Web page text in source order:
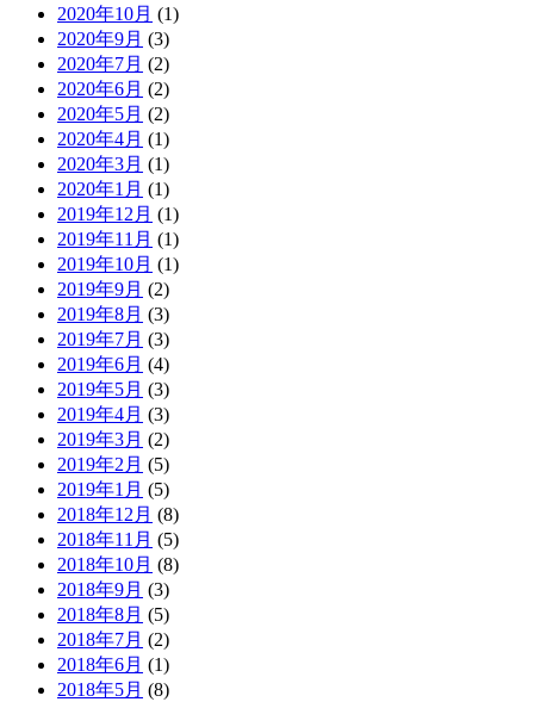
2020年10月 (1)
2020年9月 (3)
2020年7月 (2)
2020年6月 (2)
2020年5月 (2)
2020年4月 (1)
2020年3月 (1)
2020年1月 (1)
2019年12月 (1)
2019年11月 (1)
2019年10月 (1)
2019年9月 (2)
2019年8月 (3)
2019年7月 (3)
2019年6月 (4)
2019年5月 (3)
2019年4月 (3)
2019年3月 (2)
2019年2月 (5)
2019年1月 (5)
2018年12月 (8)
2018年11月 (5)
2018年10月 (8)
2018年9月 (3)
2018年8月 (5)
2018年7月 (2)
2018年6月 (1)
2018年5月 (8)